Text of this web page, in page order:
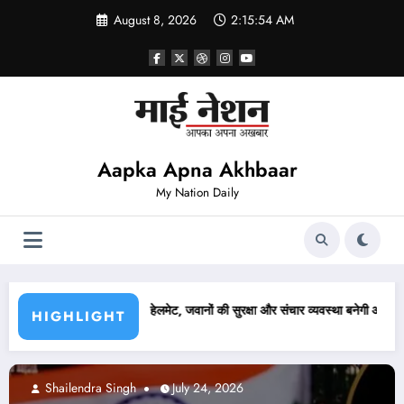
August 8, 2026 2:15:56 AM
Aapka Apna Akhbaar
My Nation Daily
HIGHLIGHT
और संचार व्यवस्था बनेगी आसानलखनऊ में कांग्रेस ने निकाला कैंडल मार्च, अजय राय की
Abhishek pandey